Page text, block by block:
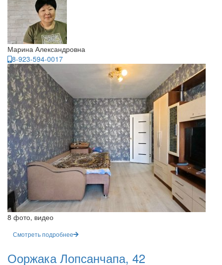
Марина Александровна
8-923-594-0017
8 фото, видео
Смотреть подробнее
Ооржака Лопсанчапа, 42